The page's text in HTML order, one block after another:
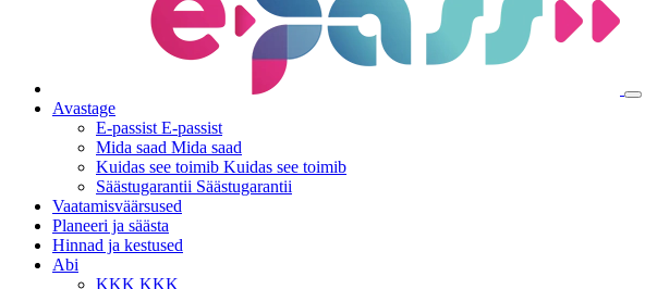
Avastage
E-passist E-passist
Mida saad Mida saad
Kuidas see toimib Kuidas see toimib
Säästugarantii Säästugarantii
Vaatamisväärsused
Planeeri ja säästa
Hinnad ja kestused
Abi
KKK KKK